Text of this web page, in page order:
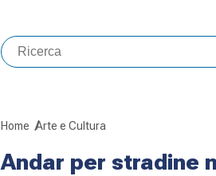
Home Arte e Cultura
Andar per stradine